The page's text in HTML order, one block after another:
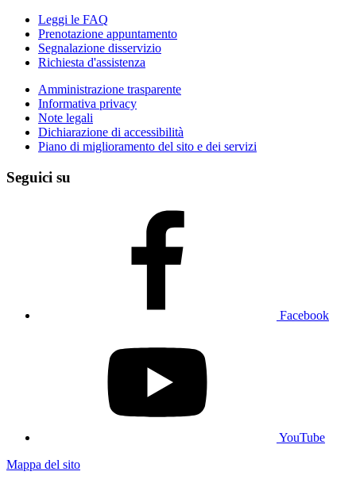
Leggi le FAQ
Prenotazione appuntamento
Segnalazione disservizio
Richiesta d'assistenza
Amministrazione trasparente
Informativa privacy
Note legali
Dichiarazione di accessibilità
Piano di miglioramento del sito e dei servizi
Seguici su
Facebook
YouTube
Mappa del sito